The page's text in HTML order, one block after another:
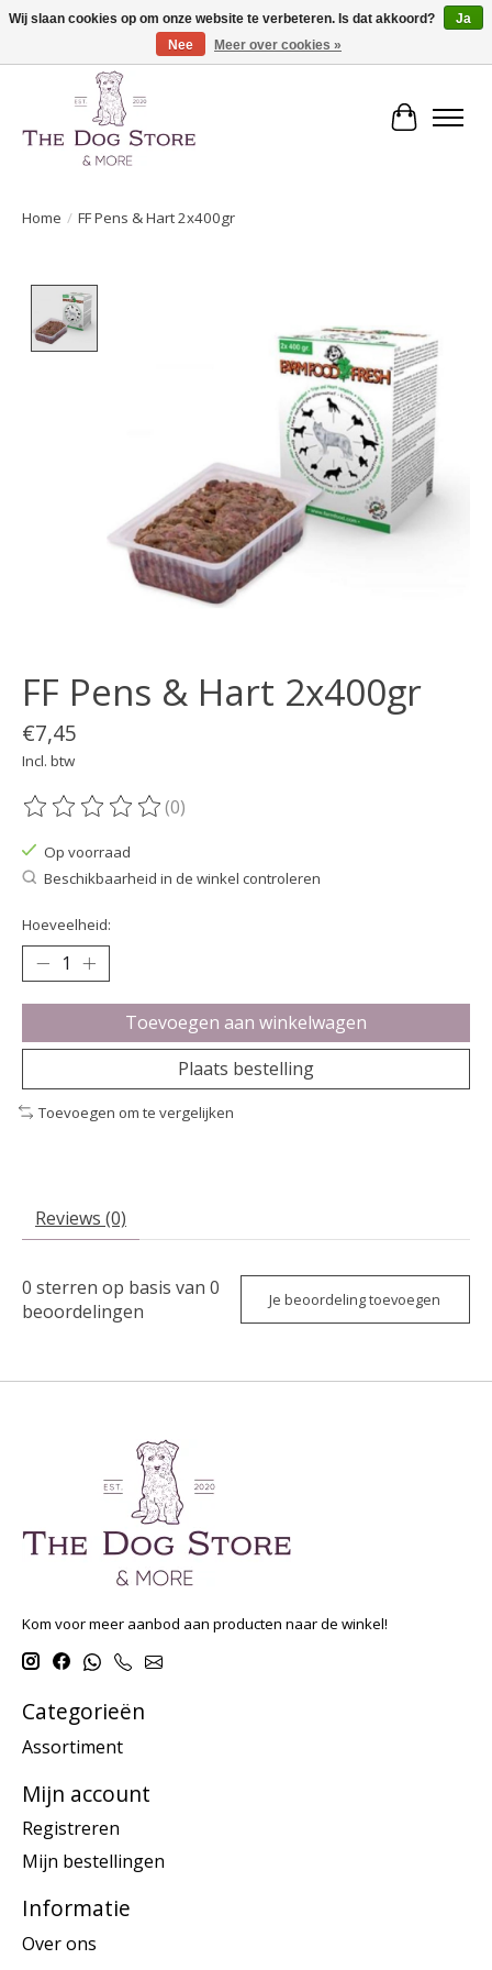
De speciaalzaak in hondenartikelen en meer!
Home / FF Pens & Hart 2x400gr
FF Pens & Hart 2x400gr
€7,45
Incl. btw
De beoordeling van dit product is
(0)
Op voorraad
Beschikbaarheid in de winkel controleren
Hoeveelheid:
Toevoegen aan winkelwagen
Plaats bestelling
Toevoegen om te vergelijken
Reviews (0)
0 sterren op basis van 0
beoordelingen
Je beoordeling toevoegen
Kom voor meer aanbod aan producten naar de winkel!
Categorieën
Assortiment
Mijn account
Registreren
Mijn bestellingen
Informatie
Over ons
Wij slaan cookies op om onze website te verbeteren. Is dat akkoord?
Ja
Nee
Meer over cookies »